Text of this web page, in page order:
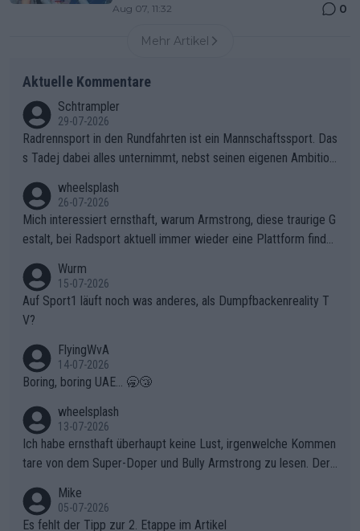
Aug 07, 11:32 0
Mehr Artikel
Aktuelle Kommentare
Schtrampler
29-07-2026
Radrennsport in den Rundfahrten ist ein Mannschaftssport. Das
s Tadej dabei alles unternimmt, nebst seinen eigenen Ambition
ganze Team auch mental stark zu machen und konkret am Erf
olg teilzuhaben, ist ihm ganz hoch anzurechnen. Das ist ein Zei
chen weit über den Radsport hinaus.
wheelsplash
26-07-2026
Mich interessiert ernsthaft, warum Armstrong, diese traurige G
estalt, bei Radsport aktuell immer wieder eine Plattform finde
Wurm
15-07-2026
Auf Sport1 läuft noch was anderes, als Dumpfbackenreality T
V?
FlyingWvA
14-07-2026
Boring, boring UAE... 🥱😴
wheelsplash
13-07-2026
Ich habe ernsthaft überhaupt keine Lust, irgenwelche Kommen
tare von dem Super-Doper und Bully Armstrong zu lesen. Der
r die gehört nicht in dieses Medium!
Mike
05-07-2026
Es fehlt der Tipp zur 2. Etappe im Artikel